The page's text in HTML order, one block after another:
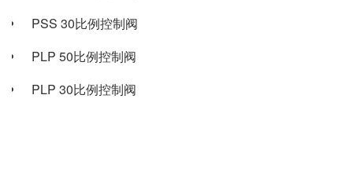
PSS 30比例控制阀
PLP 50比例控制阀
PLP 30比例控制阀